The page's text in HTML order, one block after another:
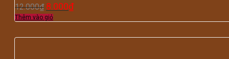
12.000₫ 8.000₫
Thêm vào giỏ